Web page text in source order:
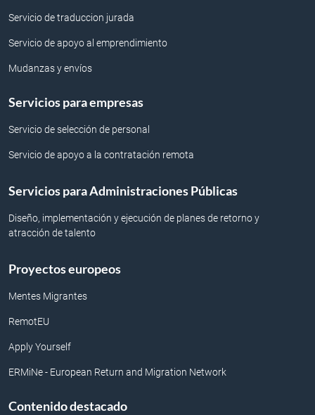
Servicio de traduccion jurada
Servicio de apoyo al emprendimiento
Mudanzas y envíos
Servicios para empresas
Servicio de selección de personal
Servicio de apoyo a la contratación remota
Servicios para Administraciones Públicas
Diseño, implementación y ejecución de planes de retorno y
atracción de talento
Proyectos europeos
Mentes Migrantes
RemotEU
Apply Yourself
ERMiNe - European Return and Migration Network
Contenido destacado